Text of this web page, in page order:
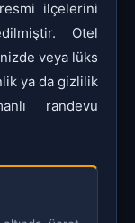
ilçelerini
Otel
veya lüks
ya da gizlilik
randevu